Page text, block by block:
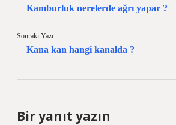
Kamburluk nerelerde ağrı yapar ?
Sonraki Yazı
Kana kan hangi kanalda ?
Bir yanıt yazın